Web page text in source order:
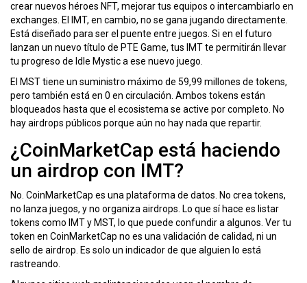
crear nuevos héroes NFT, mejorar tus equipos o intercambiarlo en
exchanges. El IMT, en cambio, no se gana jugando directamente.
Está diseñado para ser el puente entre juegos. Si en el futuro
lanzan un nuevo título de PTE Game, tus IMT te permitirán llevar
tu progreso de Idle Mystic a ese nuevo juego.
El MST tiene un suministro máximo de 59,99 millones de tokens,
pero también está en 0 en circulación. Ambos tokens están
bloqueados hasta que el ecosistema se active por completo. No
hay airdrops públicos porque aún no hay nada que repartir.
¿CoinMarketCap está haciendo
un airdrop con IMT?
No. CoinMarketCap es una plataforma de datos. No crea tokens,
no lanza juegos, y no organiza airdrops. Lo que sí hace es listar
tokens como IMT y MST, lo que puede confundir a algunos. Ver tu
token en CoinMarketCap no es una validación de calidad, ni un
sello de airdrop. Es solo un indicador de que alguien lo está
rastreando.